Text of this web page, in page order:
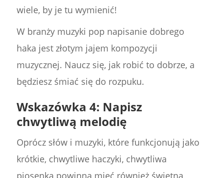
wiele, by je tu wymienić!
W branży muzyki pop napisanie dobrego
haka jest złotym jajem kompozycji
muzycznej. Naucz się, jak robić to dobrze, a
będziesz śmiać się do rozpuku.
Wskazówka 4: Napisz
chwytliwą melodię
Oprócz słów i muzyki, które funkcjonują jako
krótkie, chwytliwe haczyki, chwytliwa